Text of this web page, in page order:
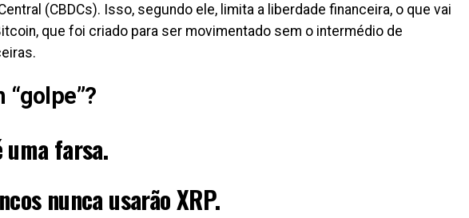
(CBDCs). Isso, segundo ele, limita a liberdade financeira, o que vai
que foi criado para ser movimentado sem o intermédio de
“golpe”?
uma farsa.
nunca usarão XRP.